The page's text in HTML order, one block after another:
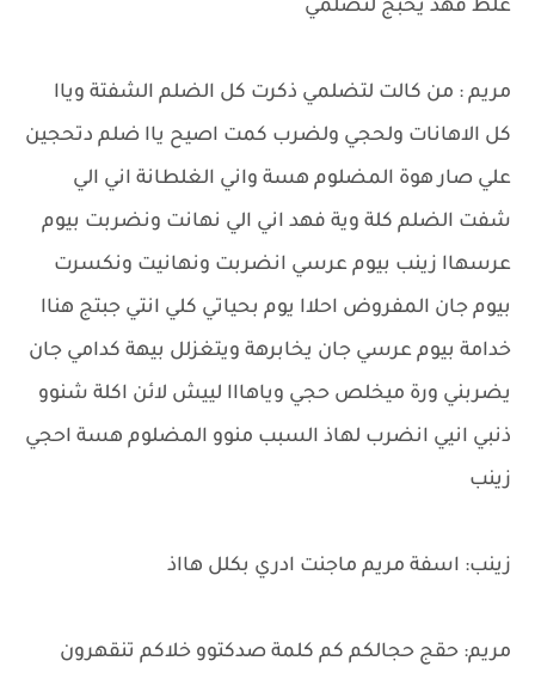
غلط فهد يحبج لتضلمي
مريم : من كالت لتضلمي ذكرت كل الضلم الشفتة وياا
كل الاهانات ولحجي ولضرب كمت اصيح ياا ضلم دتحجين
علي صار هوة المضلوم هسة واني الغلطانة اني الي
شفت الضلم كلة وية فهد اني الي نهانت ونضربت بيوم
عرسهاا زينب بيوم عرسي انضربت ونهانيت ونكسرت
بيوم جان المفروض احلاا يوم بحياتي كلي انتي جبتج هناا
خدامة بيوم عرسي جان يخابرهة ويتغزلل بيهة كدامي جان
يضربني ورة ميخلص حجي وياهااا لييش لائن اكلة شنوو
ذنبي انيي انضرب لهاذ السبب منوو المضلوم هسة احجي
زينب
زينب: اسفة مريم ماجنت ادري بكلل هااذ
مريم: حقج حجالكم كم كلمة صدكتوو خلاكم تنقهرون